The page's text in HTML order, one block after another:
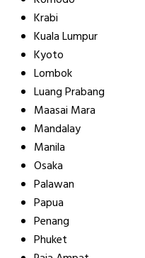
Krabi
Kuala Lumpur
Kyoto
Lombok
Luang Prabang
Maasai Mara
Mandalay
Manila
Osaka
Palawan
Papua
Penang
Phuket